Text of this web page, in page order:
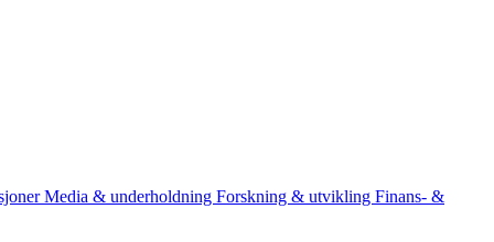
Media & underholdning Forskning & utvikling Finans- &